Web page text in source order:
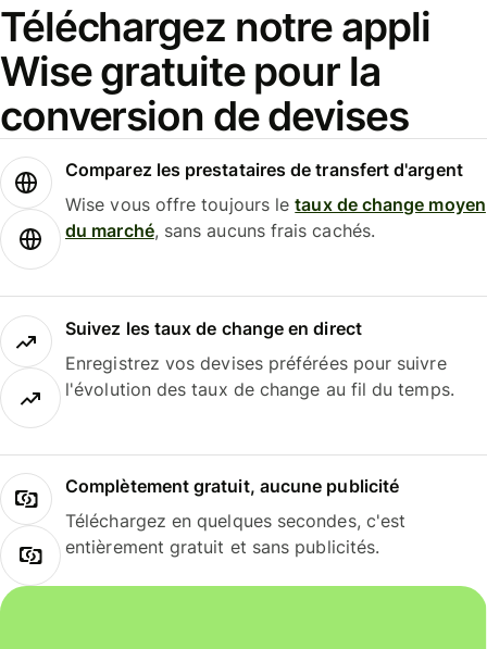
Téléchargez notre appli
Wise gratuite pour la
conversion de devises
Comparez les prestataires de transfert d'argent
Wise vous offre toujours letaux de change moyen
du marché, sans aucuns frais cachés.
Suivez les taux de change en direct
Enregistrez vos devises préférées pour suivre
l'évolution des taux de change au fil du temps.
Complètement gratuit, aucune publicité
Téléchargez en quelques secondes, c'est
entièrement gratuit et sans publicités.